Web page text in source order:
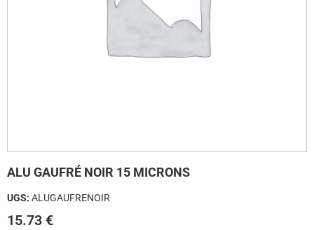
ALU GAUFRÉ NOIR 15 MICRONS
UGS: ALUGAUFRENOIR
15.73 €